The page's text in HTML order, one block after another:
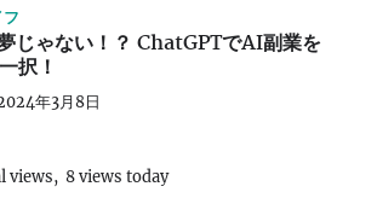
じゃない！？ ChatGPTでAI副業を
択！
年3月8日
views, 8 views today